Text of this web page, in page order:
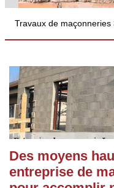
Travaux de maçonneries
Des moyens
entreprise de